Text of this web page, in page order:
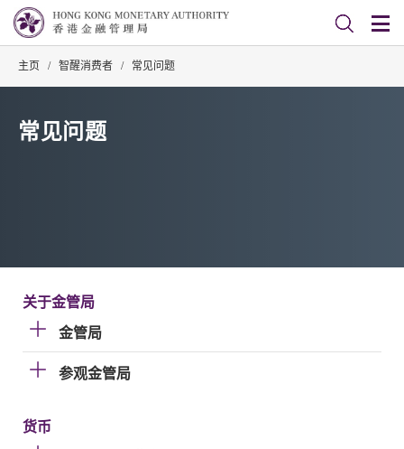
主页 / 智醒消费者 / 常见问题
常见问题
关于金管局
金管局
参观金管局
货币